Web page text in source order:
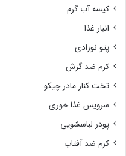
کیسه آب گرم
انبار غذا
پتو نوزادی
کرم ضد گزش
تخت کنار مادر چیکو
سرویس غذا خوری
پودر لباسشویی
کرم ضد آفتاب